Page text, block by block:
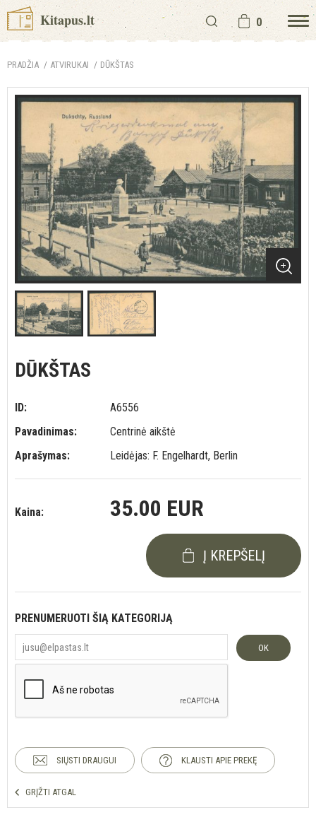
Kitapus.lt 0
PRADŽIA ATVIRUKAI DŪKŠTAS
DŪKŠTAS
ID:
A6556
Pavadinimas:
Centrinė aikštė
Aprašymas:
Leidėjas: F. Engelhardt, Berlin
Kaina: 35.00 EUR
Į KREPŠELĮ
PRENUMERUOTI ŠIĄ KATEGORIJĄ
OK
SIŲSTI DRAUGUI KLAUSTI APIE PREKĘ
GRĮŽTI ATGAL